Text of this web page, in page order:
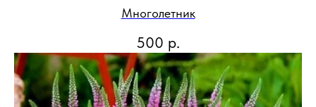
Многолетник
500 р.